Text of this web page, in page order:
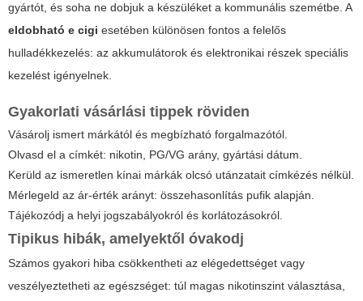
gyártót, és soha ne dobjuk a készüléket a kommunális szemétbe. A
eldobható e cigi esetében különösen fontos a felelős
hulladékkezelés: az akkumulátorok és elektronikai részek speciális
kezelést igényelnek.
Gyakorlati vásárlási tippek röviden
Vásárolj ismert márkától és megbízható forgalmazótól.
Olvasd el a címkét: nikotin, PG/VG arány, gyártási dátum.
Kerüld az ismeretlen kínai márkák olcsó utánzatait címkézés nélkül.
Mérlegeld az ár-érték arányt: összehasonlítás pufik alapján.
Tájékozódj a helyi jogszabályokról és korlátozásokról.
Tipikus hibák, amelyektől óvakodj
Számos gyakori hiba csökkentheti az elégedettséget vagy
veszélyeztetheti az egészséget: túl magas nikotinszint választása,